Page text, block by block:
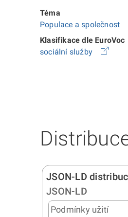
Téma
Populace a společnost
Klasifikace dle EuroVoc
sociální služby
JSON-LD
JSON-LD
Podmínky užití